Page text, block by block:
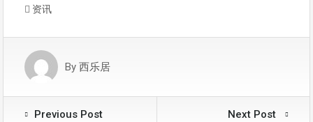
资讯
By 西乐居
Previous Post Next Post